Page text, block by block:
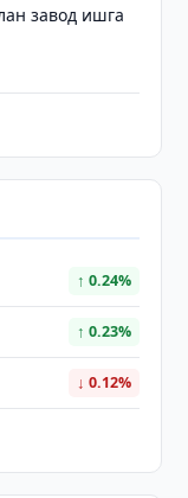
завод ишга
↑ 0.24%
↑ 0.23%
↓ 0.12%